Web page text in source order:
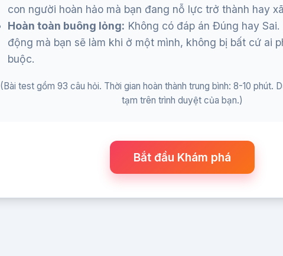
con người hoàn hảo mà bạn đang nỗ lực trở thành hay
Hoàn toàn buông lỏng: Không có đáp án Đúng hay
động mà bạn sẽ làm khi ở một mình, không bị bất cứ ai
buộc.
(Bài test gồm 93 câu hỏi. Thời gian hoàn thành trung bình: 8-10 phút.
tạm trên trình duyệt của bạn.)
Bắt đầu Khám phá